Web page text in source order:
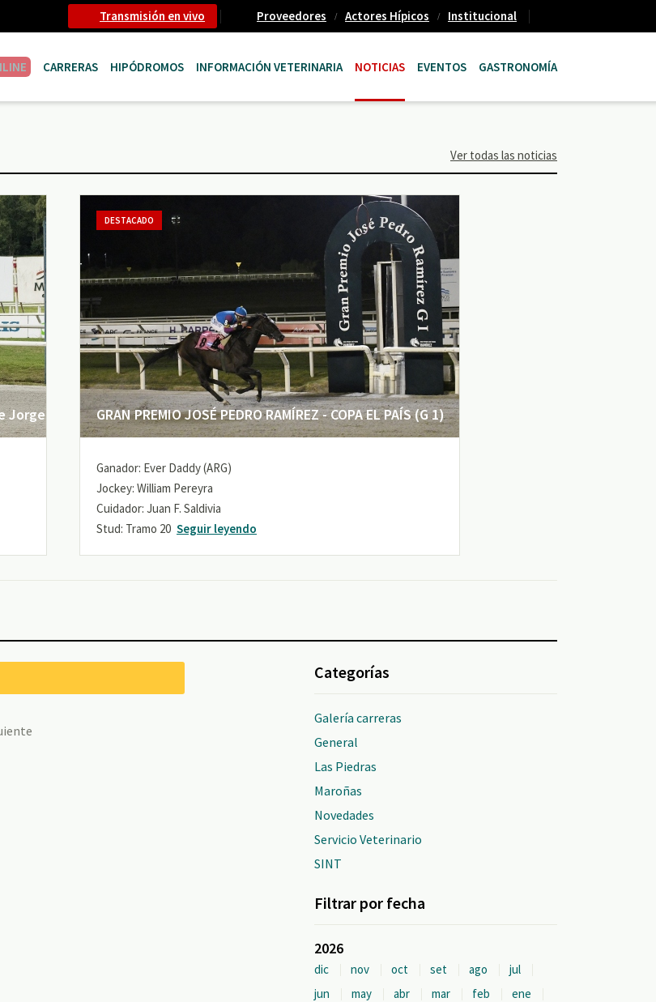
Transmisión en vivo Proveedores Actores Hípicos Institucional
CARRERAS HIPÓDROMOS INFORMACIÓN VETERINARIA NOTICIAS EVENTOS GASTRONOMÍA
Ver todas las noticias
Jorge
GRAN PREMIO JOSÉ PEDRO RAMÍREZ - COPA EL PAÍS (G 1)
DESTACADO
Ganador: Ever Daddy (ARG)
Jockey: William Pereyra
Cuidador: Juan F. Saldivia
Stud: Tramo 20 Seguir leyendo
Categorías
Galería carreras
General
Las Piedras
Maroñas
Novedades
Servicio Veterinario
SINT
Filtrar por fecha
2026
dic nov oct set ago
jul
jun
may abr mar feb ene